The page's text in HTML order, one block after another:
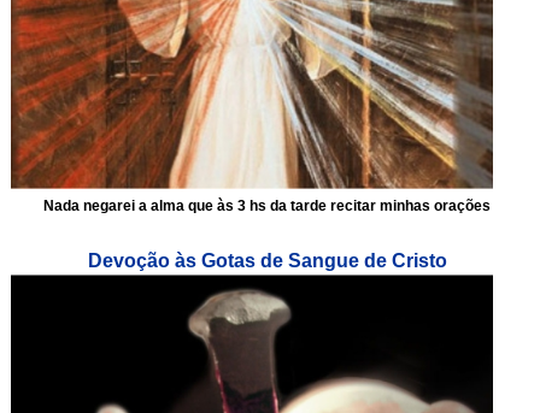
Nada negarei a alma que às 3 hs da tarde recitar minhas orações
Devoção às Gotas de Sangue de Cristo